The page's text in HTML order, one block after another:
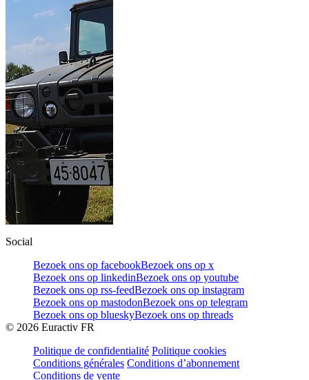
Social
Bezoek ons op facebookBezoek ons op x
Bezoek ons op linkedinBezoek ons op youtube
Bezoek ons op rss-feedBezoek ons op instagram
Bezoek ons op mastodonBezoek ons op telegram
Bezoek ons op blueskyBezoek ons op threads
© 2026 Euractiv FR
Politique de confidentialité Politique cookies
Conditions générales Conditions d’abonnement
Conditions de vente